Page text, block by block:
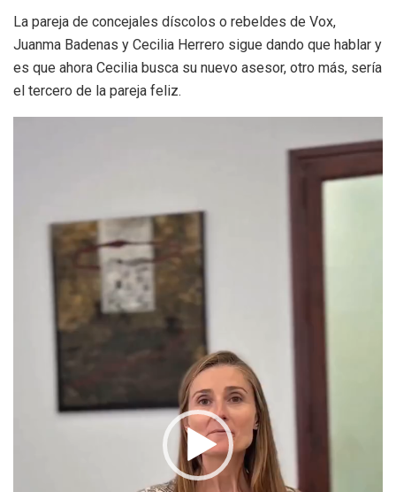
La pareja de concejales díscolos o rebeldes de Vox,
Juanma Badenas y Cecilia Herrero sigue dando que hablar y
es que ahora Cecilia busca su nuevo asesor, otro más, sería
el tercero de la pareja feliz.